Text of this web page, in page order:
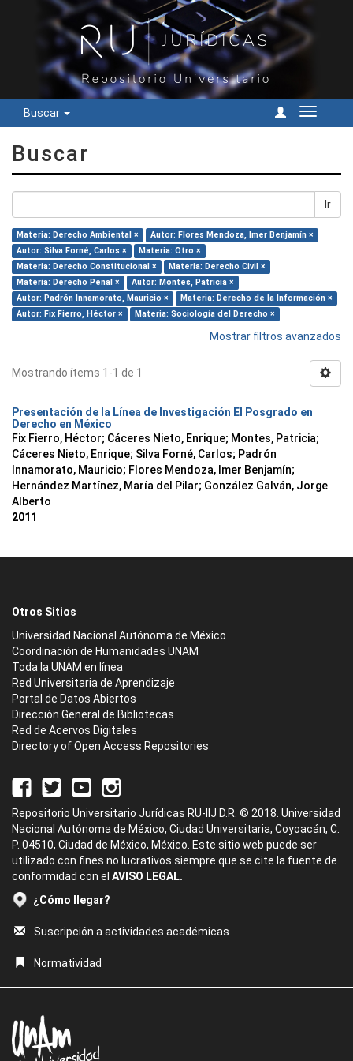
Buscar
Cambiar
Buscar
Ir
Materia: Derecho Ambiental ×
Autor: Flores Mendoza, Imer Benjamín ×
Autor: Silva Forné, Carlos ×
Materia: Otro ×
Materia: Derecho Constitucional ×
Materia: Derecho Civil ×
Materia: Derecho Penal ×
Autor: Montes, Patricia ×
Autor: Padrón Innamorato, Mauricio ×
Materia: Derecho de la Información ×
Autor: Fix Fierro, Héctor ×
Materia: Sociología del Derecho ×
Mostrar filtros avanzados
Mostrando ítems 1-1 de 1
Presentación de la Línea de Investigación El Posgrado en
Derecho en México
Fix Fierro, Héctor; Cáceres Nieto, Enrique; Montes, Patricia;
Cáceres Nieto, Enrique; Silva Forné, Carlos; Padrón
Innamorato, Mauricio; Flores Mendoza, Imer Benjamín;
Hernández Martínez, María del Pilar; González Galván, Jorge
Alberto
2011
Otros Sitios
Universidad Nacional Autónoma de México
Coordinación de Humanidades UNAM
Toda la UNAM en línea
Red Universitaria de Aprendizaje
Portal de Datos Abiertos
Dirección General de Bibliotecas
Red de Acervos Digitales
Directory of Open Access Repositories
Repositorio Universitario Jurídicas RU-IIJ D.R. © 2018. Universidad
Nacional Autónoma de México, Ciudad Universitaria, Coyoacán, C.
P. 04510, Ciudad de México, México. Este sitio web puede ser
utilizado con fines no lucrativos siempre que se cite la fuente de
conformidad con el AVISO LEGAL.
¿Cómo llegar?
Suscripción a actividades académicas
Normatividad